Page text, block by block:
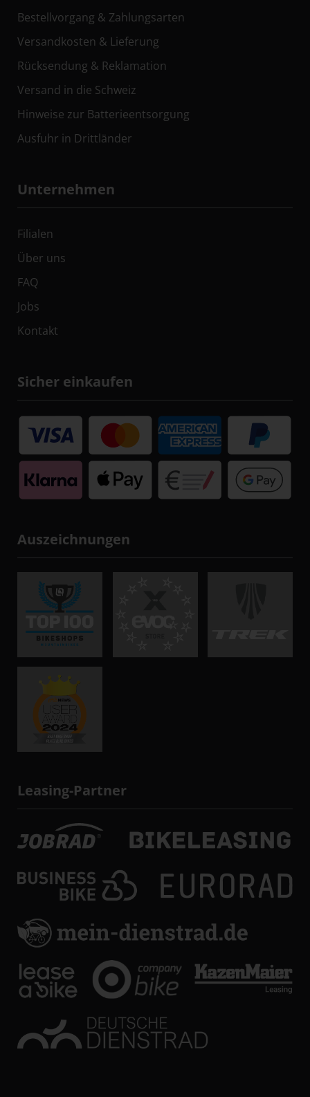
Bestellvorgang & Zahlungsarten
Versandkosten & Lieferung
Rücksendung & Reklamation
Versand in die Schweiz
Hinweise zur Batterieentsorgung
Ausfuhr in Drittländer
Unternehmen
Filialen
Über uns
FAQ
Jobs
Kontakt
Sicher einkaufen
Auszeichnungen
Leasing-Partner